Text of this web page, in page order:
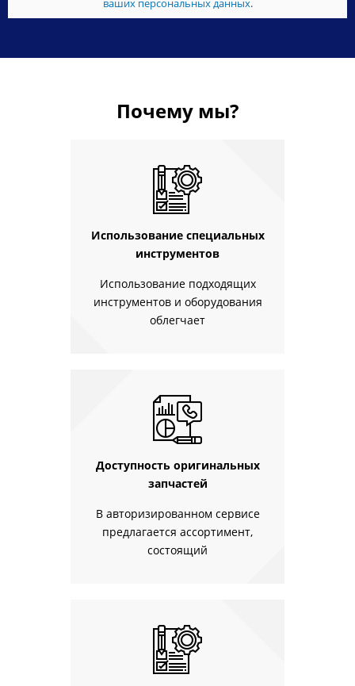
ваших персональных данных.
Почему мы?
Использование специальных
инструментов
Использование подходящих
инструментов и оборудования
облегчает
Доступность оригинальных
запчастей
В авторизированном сервисе
предлагается ассортимент,
состоящий